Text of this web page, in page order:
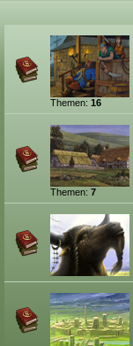
Themen: 16
Themen: 7